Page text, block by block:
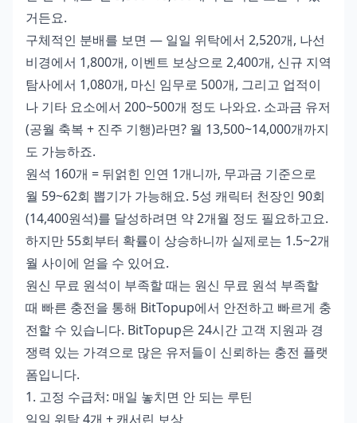
거든요.
구체적인 분배를 보면 — 일일 위탁에서 2,520개, 나선
비경에서 1,800개, 이벤트 보상으로 2,400개, 신규 지역
탐사에서 1,080개, 마신 임무로 500개, 그리고 업적이
나 기타 요소에서 200~500개 정도 나와요. 소과금 유저
(공월 축복 + 진주 기행)라면? 월 13,500~14,000개까지
도 가능하죠.
원석 160개 = 뒤얽힌 인연 1개니까, 무과금 기준으로
월 59~62회 뽑기가 가능해요. 5성 캐릭터 천장인 90회
(14,400원석)를 달성하려면 약 2개월 정도 필요하고요.
하지만 55회부터 확률이 상승하니까 실제로는 1.5~2개
월 사이에 얻을 수 있어요.
원신 무료 원석이 부족할 때는 원신 무료 원석 부족할
때 빠른 충전을 통해 BitTopup에서 안전하고 빠르게 충
전할 수 있습니다. BitTopup은 24시간 고객 지원과 경
쟁력 있는 가격으로 많은 유저들이 신뢰하는 충전 플랫
폼입니다.
1. 고정 수급처: 매일 놓치면 안 되는 루틴
일일 위탁 4개 + 캐서린 보상